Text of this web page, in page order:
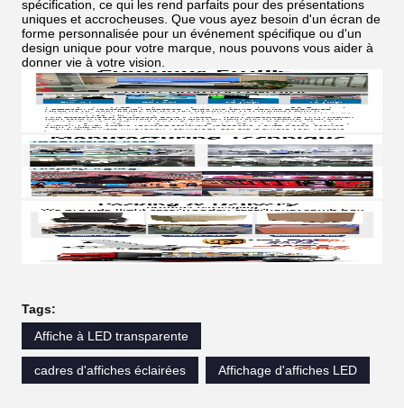
spécification, ce qui les rend parfaits pour des présentations
uniques et accrocheuses. Que vous ayez besoin d'un écran de
forme personnalisée pour un événement spécifique ou d'un
design unique pour votre marque, nous pouvons vous aider à
donner vie à votre vision.
Tags:
Affiche à LED transparente
cadres d'affiches éclairées Affichage d'affiches LED